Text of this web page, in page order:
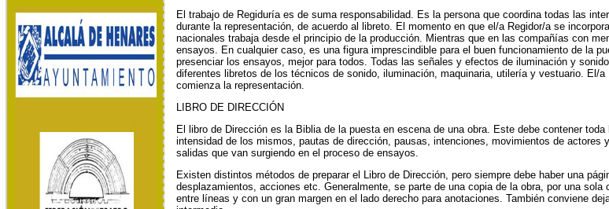
El trabajo de Regiduría es de suma responsabilidad. Es la persona que coordina todas las
durante la representación, de acuerdo al libreto. El momento en que el/a Regidor/a se
nacionales trabaja desde el principio de la producción. Mientras que en las compañías con
ensayos. En cualquier caso, es una figura imprescindible para el buen funcionamiento de la
presenciar los ensayos, mejor para todos. Todas las señales y efectos de iluminación y
diferentes libretos de los técnicos de sonido, iluminación, maquinaria, utilería y vestuario. El/
comienza la representación.
LIBRO DE DIRECCIÓN
El libro de Dirección es la Biblia de la puesta en escena de una obra. Este debe contener
intensidad de los mismos, pautas de dirección, pausas, intenciones, movimientos de
salidas que van surgiendo en el proceso de ensayos.
Existen distintos métodos de preparar el Libro de Dirección, pero siempre debe haber una
desplazamientos, acciones etc. Generalmente, se parte de una copia de la obra, por una
entre líneas y con un gran margen en el lado derecho para anotaciones. También conviene